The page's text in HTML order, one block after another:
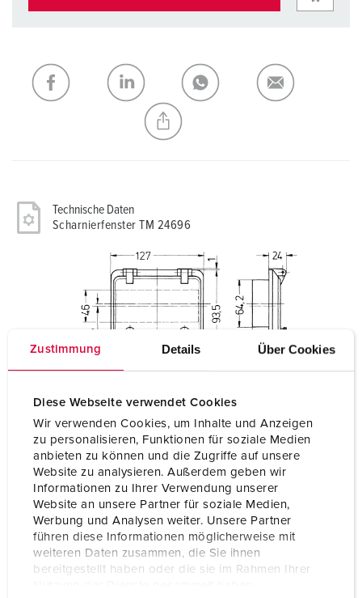
Zustimmung Details Über Cookies
Diese Webseite verwendet Cookies
Wir verwenden Cookies, um Inhalte und Anzeigen
zu personalisieren, Funktionen für soziale Medien
anbieten zu können und die Zugriffe auf unsere
Website zu analysieren. Außerdem geben wir
Informationen zu Ihrer Verwendung unserer
Website an unsere Partner für soziale Medien,
Werbung und Analysen weiter. Unsere Partner
führen diese Informationen möglicherweise mit
weiteren Daten zusammen, die Sie ihnen
bereitgestellt haben oder die sie im Rahmen Ihrer
Technische Daten
Scharnierfenster TM 24696